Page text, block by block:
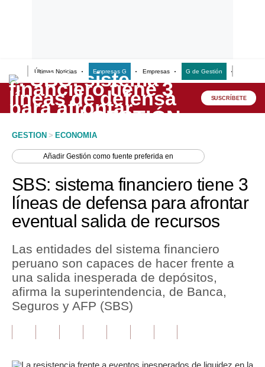
Últimas Noticias Empresas G Empresas G de Gestión
Lo último
Peru Quiosco
Economía
Mercados
Política
Tu Dinero
Finanzas Personales
SUSCRÍBETE
GESTION > ECONOMIA
AñadirGestión como fuente preferida en
SBS: sistema financiero tiene 3
líneas de defensa para afrontar
eventual salida de recursos
Las entidades del sistema financiero
peruano son capaces de hacer frente a
una salida inesperada de depósitos,
afirma la superintendencia, de Banca,
Seguros y AFP (SBS)